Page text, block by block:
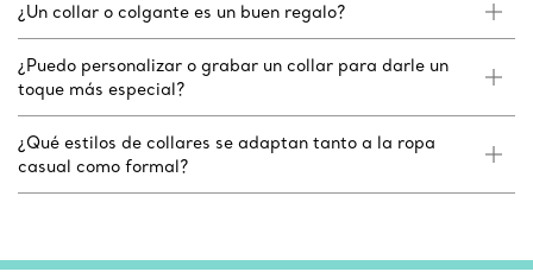
¿Un collar o colgante es un buen regalo?
¿Puedo personalizar o grabar un collar para darle un
toque más especial?
¿Qué estilos de collares se adaptan tanto a la ropa
casual como formal?